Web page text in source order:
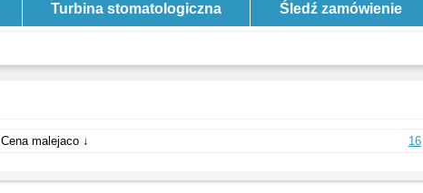
Turbina stomatologiczna Śledź zamówienie
16
Cena malejaco ↓